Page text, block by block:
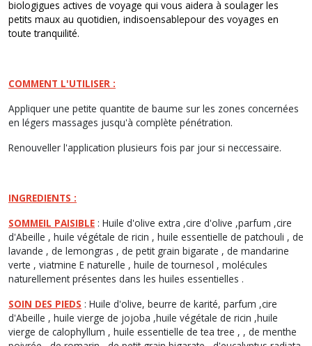
biologigues actives de voyage qui vous aidera à soulager les
petits maux au quotidien, indisoensablepour des voyages en
toute tranquilité.
COMMENT L'UTILISER :
Appliquer une petite quantite de baume sur les zones concernées
en légers massages jusqu'à complète pénétration.
Renouveller l'application plusieurs fois par jour si neccessaire.
INGREDIENTS :
SOMMEIL PAISIBLE : Huile d'olive extra ,cire d'olive ,parfum ,cire
d'Abeille , huile végétale de ricin , huile essentielle de patchouli , de
lavande , de lemongras , de petit grain bigarate , de mandarine
verte , viatmine E naturelle , huile de tournesol , molécules
naturellement présentes dans les huiles essentielles .
SOIN DES PIEDS : Huile d'olive, beurre de karité, parfum ,cire
d'Abeille , huile vierge de jojoba ,huile végétale de ricin ,huile
vierge de calophyllum , huile essentielle de tea tree , , de menthe